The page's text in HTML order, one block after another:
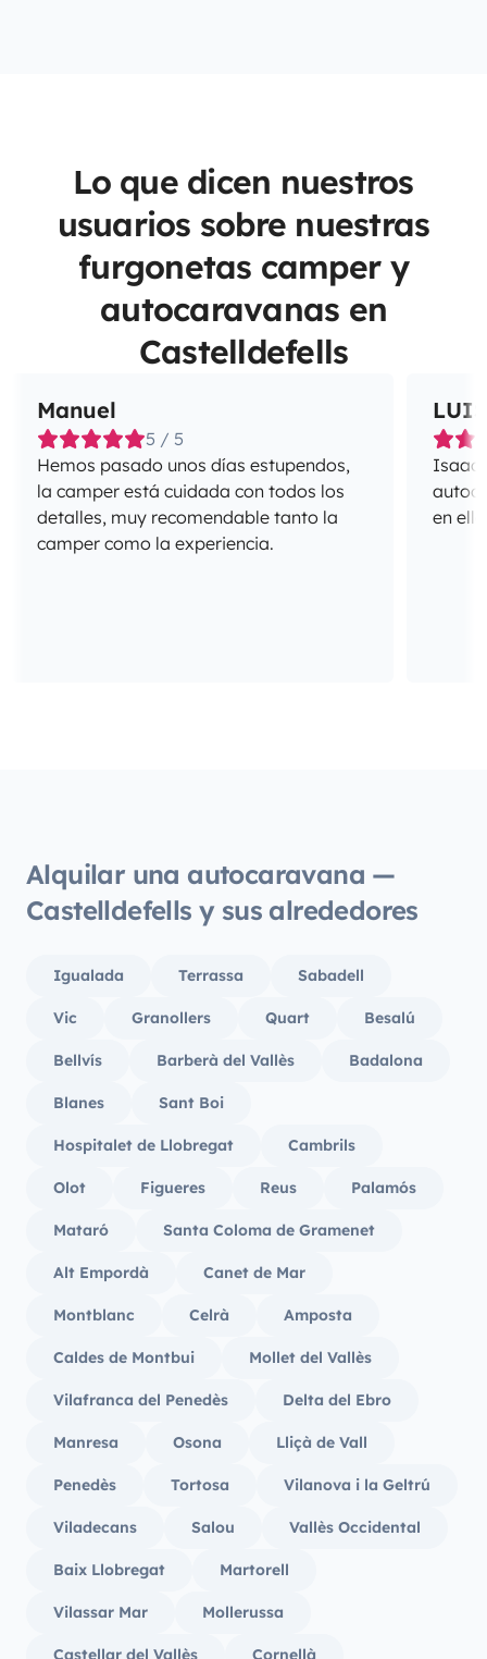
Lo que dicen nuestros
usuarios sobre nuestras
furgonetas camper y
autocaravanas en
Castelldefells
Manuel
5 / 5
Hemos pasado unos días estupendos,
la camper está cuidada con todos los
detalles, muy recomendable tanto la
camper como la experiencia.
Isaac
en
Alquilar una autocaravana —
Castelldefells y sus alrededores
Igualada Terrassa Sabadell
Vic Granollers Quart Besalú
Bellvís Barberà del Vallès Badalona
Blanes Sant Boi
Hospitalet de Llobregat Cambrils
Olot Figueres Reus Palamós
Mataró Santa Coloma de Gramenet
Alt Empordà Canet de Mar
Montblanc Celrà Amposta
Caldes de Montbui Mollet del Vallès
Vilafranca del Penedès Delta del Ebro
Manresa Osona Lliçà de Vall
Penedès Tortosa Vilanova i la Geltrú
Viladecans Salou Vallès Occidental
Baix Llobregat Martorell
Vilassar Mar Mollerussa
Castellar del Vallès Cornellà